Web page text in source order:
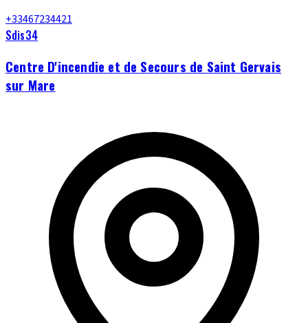
+33467234421
Sdis34
Centre D'incendie et de Secours de Saint Gervais
sur Mare